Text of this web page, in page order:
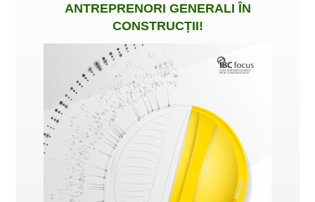
ANTREPRENORI GENERALI ÎN
CONSTRUCȚII!